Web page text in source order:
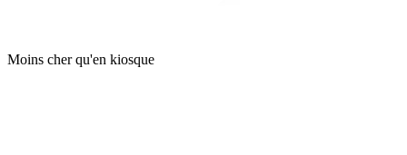
Moins cher qu'en kiosque